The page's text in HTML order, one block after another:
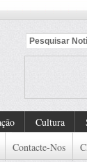
Cultura
Contacte-Nos